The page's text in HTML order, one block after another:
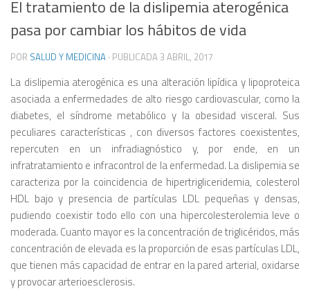
El tratamiento de la dislipemia aterogénica
pasa por cambiar los hábitos de vida
POR SALUD Y MEDICINA · PUBLICADA 3 ABRIL, 2017
La dislipemia aterogénica es una alteración lipídica y lipoproteica
asociada a enfermedades de alto riesgo cardiovascular, como la
diabetes, el síndrome metabólico y la obesidad visceral. Sus
peculiares características , con diversos factores coexistentes,
repercuten en un infradiagnóstico y, por ende, en un
infratratamiento e infracontrol de la enfermedad. La dislipemia se
caracteriza por la coincidencia de hipertrigliceridemia, colesterol
HDL bajo y presencia de partículas LDL pequeñas y densas,
pudiendo coexistir todo ello con una hipercolesterolemia leve o
moderada. Cuanto mayor es la concentración de triglicéridos, más
concentración de elevada es la proporción de esas partículas LDL,
que tienen más capacidad de entrar en la pared arterial, oxidarse
y provocar arterioesclerosis.